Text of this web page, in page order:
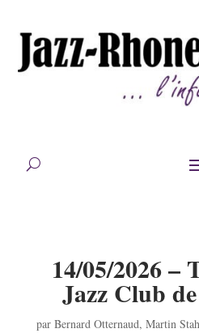
14/05/2026 –
Jazz Club
par Bernard Otternaud, Martin